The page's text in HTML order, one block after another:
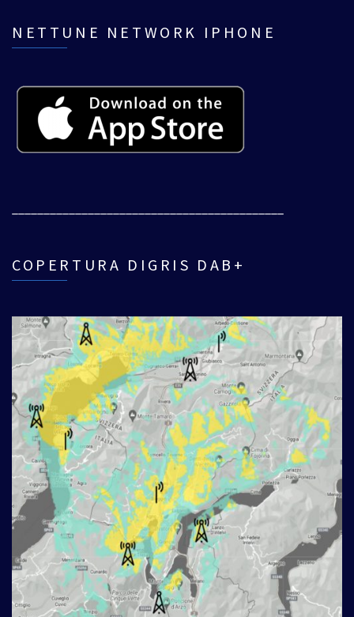
NETTUNE NETWORK IPHONE
COPERTURA DIGRIS DAB+